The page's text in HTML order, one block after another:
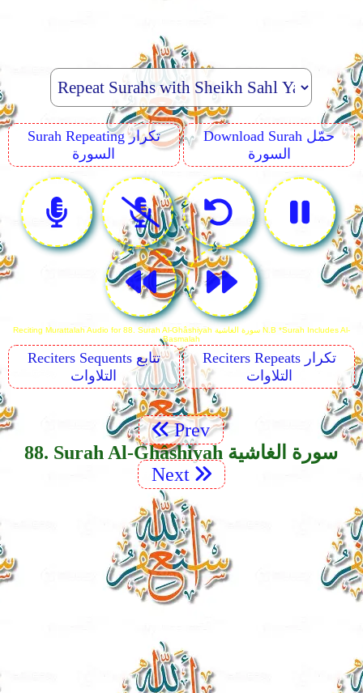
Surah Repeating تكرار
السورة
Download Surah حمّل
السورة
Reciting Murattalah Audio for 88. Surah Al-Ghâshiyah سورة الغاشية N.B *Surah Includes Al-
Basmalah
Reciters Sequents تتابع
التلاوات
Reciters Repeats تكرار
التلاوات
Prev
88. Surah Al-Ghâshiyah سورة الغاشية
Next